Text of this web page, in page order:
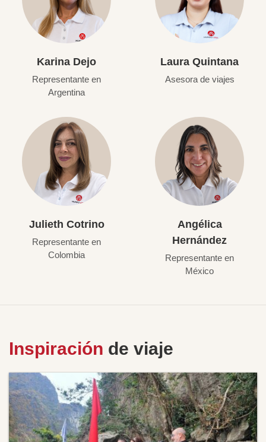
Karina Dejo
Representante en
Argentina
Laura Quintana
Asesora de viajes
Julieth Cotrino
Representante en
Colombia
Angélica
Hernández
Representante en
México
Inspiración de viaje